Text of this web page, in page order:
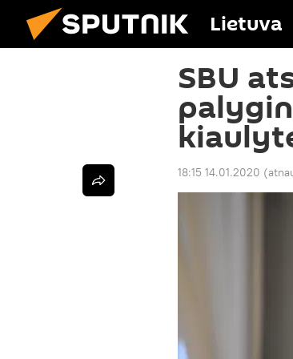
Lietuva
SBU
18:15 14.01.2020